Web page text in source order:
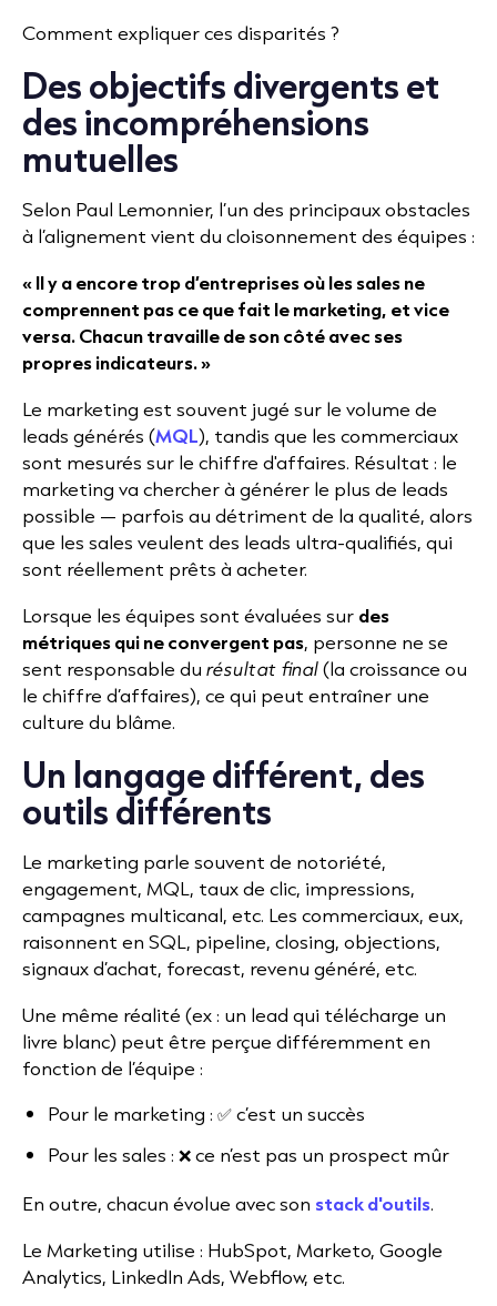
Comment expliquer ces disparités ?
Des objectifs divergents et
des incompréhensions
mutuelles
Selon Paul Lemonnier, l’un des principaux obstacles
à l’alignement vient du cloisonnement des équipes :
« Il y a encore trop d’entreprises où les sales ne
comprennent pas ce que fait le marketing, et vice
versa. Chacun travaille de son côté avec ses
propres indicateurs. »
Le marketing est souvent jugé sur le volume de
leads générés (MQL), tandis que les commerciaux
sont mesurés sur le chiffre d'affaires. Résultat : le
marketing va chercher à générer le plus de leads
possible — parfois au détriment de la qualité, alors
que les sales veulent des leads ultra-qualifiés, qui
sont réellement prêts à acheter.
Lorsque les équipes sont évaluées sur des
métriques qui ne convergent pas, personne ne se
sent responsable du résultat final(la croissance ou
le chiffre d’affaires), ce qui peut entraîner une
culture du blâme.
Un langage différent, des
outils différents
Le marketing parle souvent de notoriété,
engagement, MQL, taux de clic, impressions,
campagnes multicanal, etc. Les commerciaux, eux,
raisonnent en SQL, pipeline, closing, objections,
signaux d’achat, forecast, revenu généré, etc.
Une même réalité (ex : un lead qui télécharge un
livre blanc) peut être perçue différemment en
fonction de l’équipe :
Pour le marketing : ✅ c’est un succès
Pour les sales : ❌ ce n’est pas un prospect mûr
En outre, chacun évolue avec son stack d'outils.
Le Marketing utilise : HubSpot, Marketo, Google
Analytics, LinkedIn Ads, Webflow, etc.